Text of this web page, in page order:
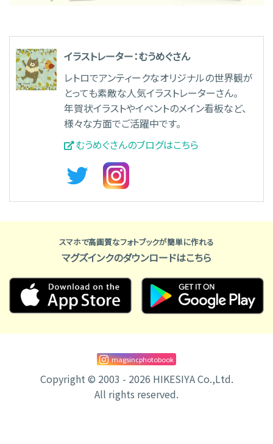
イラストレーター：むうめぐさん
レトロでアンティークなオリジナルの世界観が
とっても素敵な人気イラストレーターさん。
年賀状イラストやイベントのメイン看板など、
様々な方面でご活躍中です。
むうめぐさんのブログはこちら
スマホで高画質なフォトブックが簡単に作れる
マグズインクのダウンロードはこちら
magsincphotobook
Copyright © 2003 - 2026 HIKESIYA Co.,Ltd.
All rights reserved.